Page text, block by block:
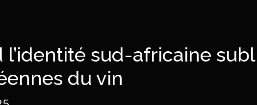
l’identité sud-africaine
du vin